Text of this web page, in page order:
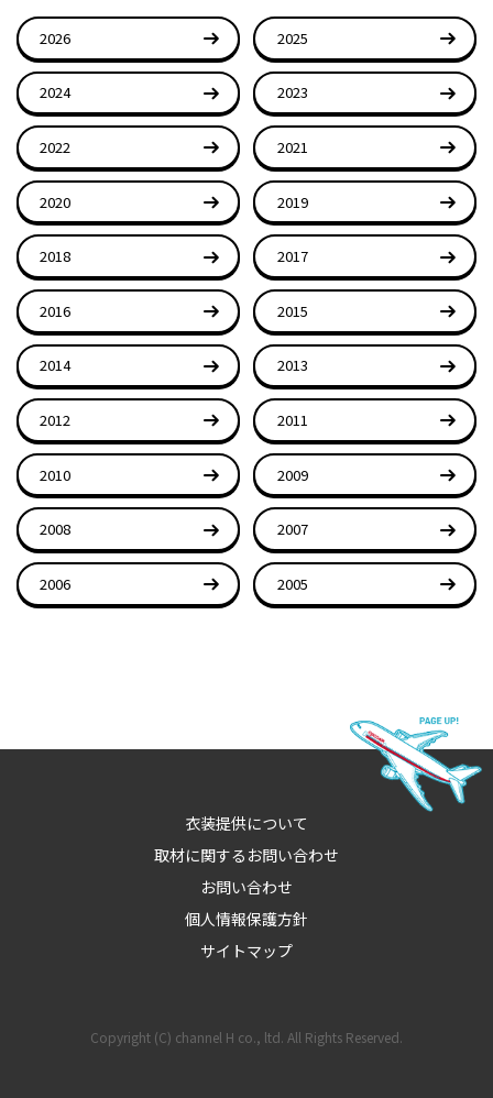
2026 2025
2024 2023
2022 2021
2020 2019
2018 2017
2016 2015
2014 2013
2012 2011
2010 2009
2008 2007
2006 2005
衣装提供について
取材に関するお問い合わせ
お問い合わせ
個人情報保護方針
サイトマップ
Copyright (C) channel H co., ltd. All Rights Reserved.